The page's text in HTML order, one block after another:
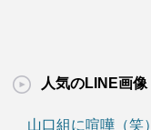
人気のLINE画像
山口組に喧嘩（笑